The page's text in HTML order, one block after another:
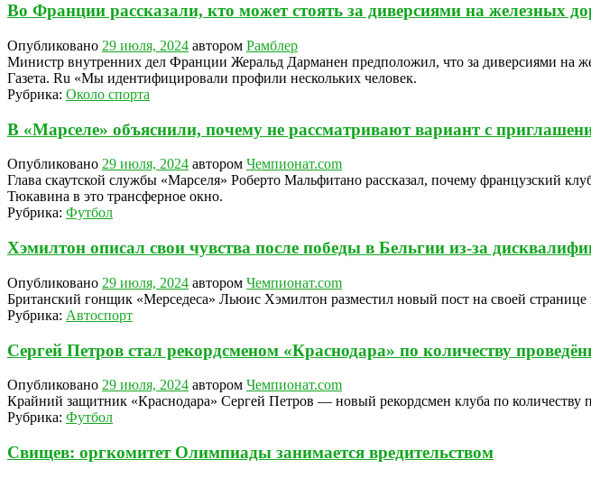
Во Франции рассказали, кто может стоять за диверсиями на железных
Опубликовано 29 июля, 2024 автором Рамблер
Министр внутренних дел Франции Жеральд Дарманен предположил, что за диверсиями на
Газета. Ru «Мы идентифицировали профили нескольких человек.
Рубрика: Около спорта
В «Марселе» объяснили, почему не рассматривают вариант с
Опубликовано 29 июля, 2024 автором Чемпионат.com
Глава скаутской службы «Марселя» Роберто Мальфитано рассказал, почему французский
Тюкавина в это трансферное окно.
Рубрика: Футбол
Хэмилтон описал свои чувства после победы в Бельгии из-за
Опубликовано 29 июля, 2024 автором Чемпионат.com
Британский гонщик «Мерседеса» Льюис Хэмилтон разместил новый пост на своей
Рубрика: Автоспорт
Сергей Петров стал рекордсменом «Краснодара» по количеству
Опубликовано 29 июля, 2024 автором Чемпионат.com
Крайний защитник «Краснодара» Сергей Петров — новый рекордсмен клуба по количеству
Рубрика: Футбол
Свищев: оргкомитет Олимпиады занимается вредительством